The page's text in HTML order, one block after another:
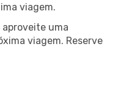
viagem.
uma
viagem. Reserve